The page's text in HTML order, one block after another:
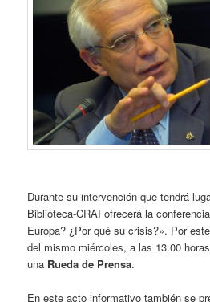
Durante su intervención que tendrá
Biblioteca-CRAI ofrecerá la
Europa? ¿Por qué su crisis?». Por
del mismo miércoles, a las 13.00
una Rueda de Prensa.
En este acto informativo también se